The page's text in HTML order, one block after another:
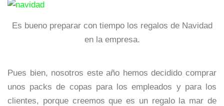
Es bueno preparar con tiempo los regalos de Navidad
en la empresa.
Pues bien, nosotros este año hemos decidido comprar
unos packs de copas para los empleados y para los
clientes, porque creemos que es un regalo la mar de